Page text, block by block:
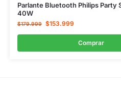
Parlante Bluetooth Philips Party
40W
$179.999 $153.999
Comprar